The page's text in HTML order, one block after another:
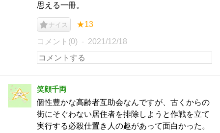
思える一冊。
ナイス ★13
コメント(0) 2021/12/18
笑顔千両
個性豊かな高齢者互助会なんですが、古くからの
街にそぐわない居住者を排除しようと作戦を立て
実行する必殺仕置き人の趣があって面白かった。